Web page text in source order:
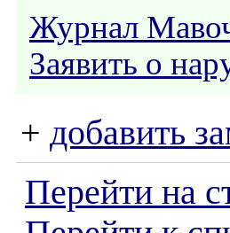
Журнал
Заявить о
+ добавить
Перейти на